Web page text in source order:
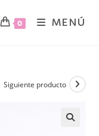
0 MENÚ
Siguiente producto